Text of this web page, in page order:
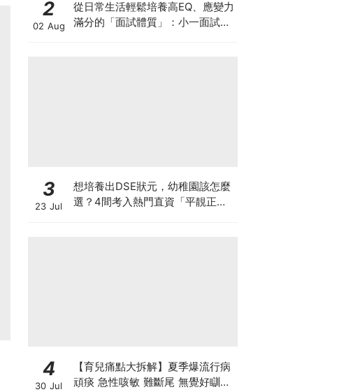
2
02 Aug
從日常生活輕鬆培養高EQ、應變力
滿分的「面試體質」：小一面試最
3
23 Jul
想培養出DSE狀元，幼稚園該怎麼
選？4間考入熱門直資「平靚正」
4
30 Jul
【育兒痛點大拆解】夏季爆流行病
頑痰 急性咳敏 難斷尾 無覺好瞓？